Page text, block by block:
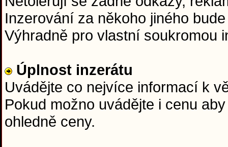
Inzerování za někoho jiného
Výhradně pro vlastní soukromou
Úplnost inzerátu
Uvádějte co nejvíce informací k
Pokud možno uvádějte i cenu
ohledně ceny.